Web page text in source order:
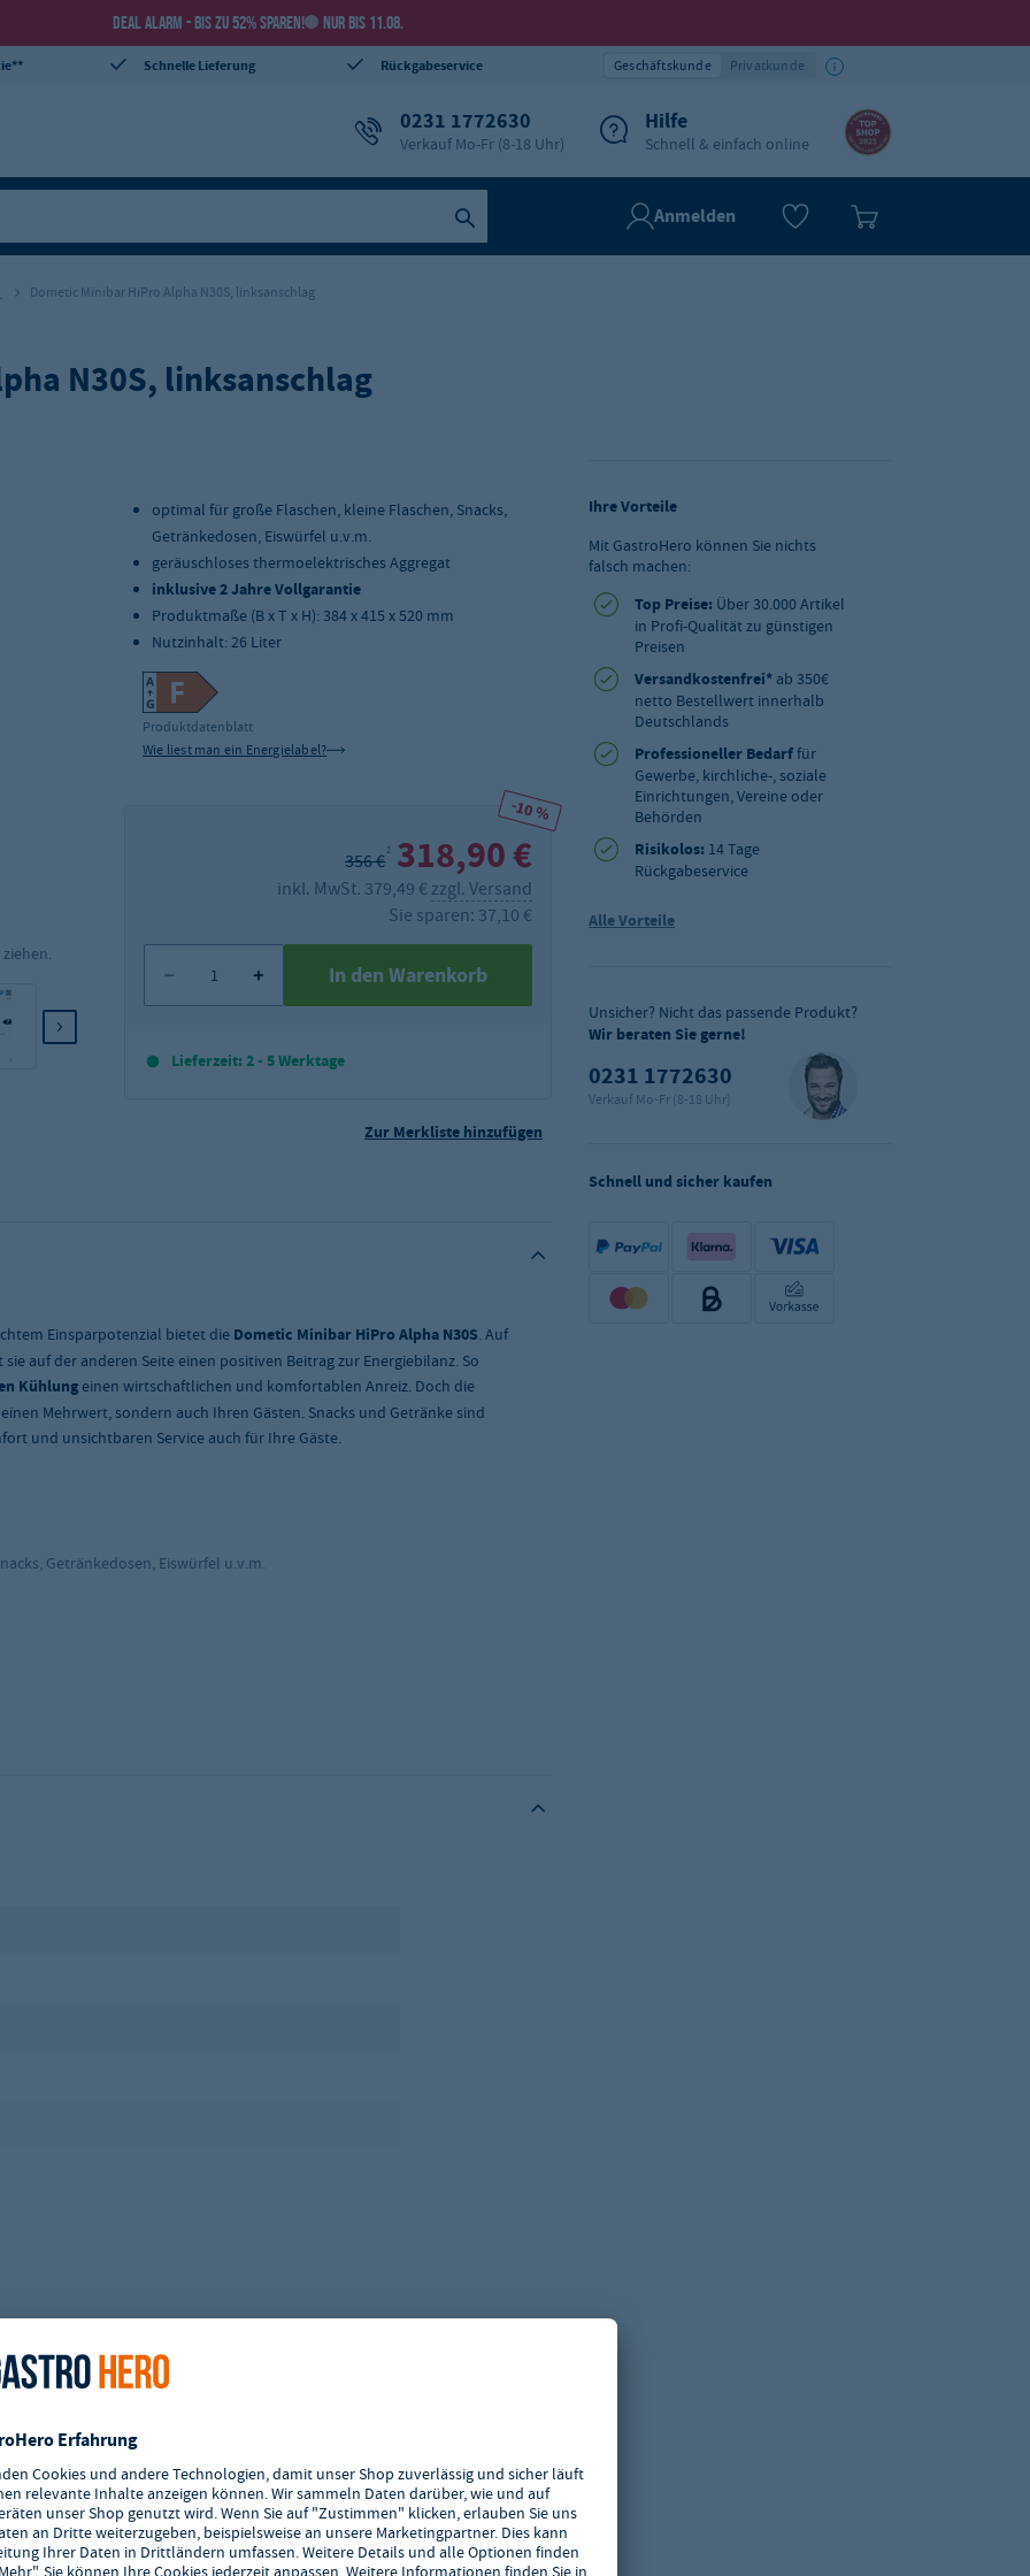
DEAL ALARM - BIS ZU 52% SPAREN! NUR BIS 11.08.
Schnelle Lieferung Rückgabeservice Geschäftskunde Privatkunde
0231 1772630
Verkauf Mo-Fr (8-18 Uhr)
Hilfe
Schnell & einfach online
Anmelden
Dometic Minibar HiPro Alpha N30S, linksanschlag
N30S, linksanschlag
optimal für große Flaschen, kleine Flaschen, Snacks,
Getränkedosen, Eiswürfel u.v.m.
geräuschloses thermoelektrisches Aggregat
inklusive 2 Jahre Vollgarantie
Produktmaße (B x T x H): 384 x 415 x 520 mm
Nutzinhalt: 26 Liter
Produktdatenblatt
Wie liest man ein Energielabel?
-10 %
356 €2 318,90 €
inkl. MwSt. 379,49 € zzgl. Versand
Sie sparen: 37,10 €
In den Warenkorb
Lieferzeit: 2 - 5 Werktage
Zur Merkliste hinzufügen
Einsparpotenzial bietet die Dometic Minibar HiPro Alpha N30S. Auf
auf der anderen Seite einen positiven Beitrag zur Energiebilanz. So
Kühlungeinen wirtschaftlichen und komfortablen Anreiz. Doch die
Mehrwert, sondern auch Ihren Gästen. Snacks und Getränke sind
und unsichtbaren Service auch für Ihre Gäste.
Getränkedosen, Eiswürfel u.v.m.
nutzbar
ausgeliefert werden, müssen von einem Fachmann installiert und in
Wasseraufbereitung, von einem Fachmann installiert und in Betrieb
Ihre Vorteile
Mit GastroHero können Sie nichts
falsch machen:
Top Preise: Über 30.000 Artikel
in Profi-Qualität zu günstigen
Preisen
Versandkostenfrei* ab 350€
netto Bestellwert innerhalb
Deutschlands
Professioneller Bedarffür
Gewerbe, kirchliche-, soziale
Einrichtungen, Vereine oder
Behörden
Risikolos: 14 Tage
Rückgabeservice
Alle Vorteile
Unsicher? Nicht das passende Produkt?
Wir beraten Sie gerne!
0231 1772630
Verkauf Mo-Fr (8-18 Uhr)
Schnell und sicher kaufen